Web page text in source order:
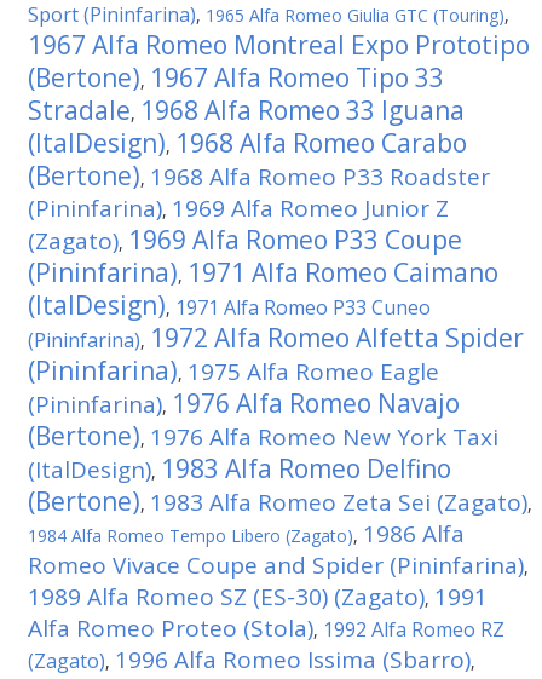
Sport (Pininfarina), 1965 Alfa Romeo Giulia GTC (Touring),
1967 Alfa Romeo Montreal Expo Prototipo
(Bertone), 1967 Alfa Romeo Tipo 33
Stradale, 1968 Alfa Romeo 33 Iguana
(ItalDesign), 1968 Alfa Romeo Carabo
(Bertone), 1968 Alfa Romeo P33 Roadster
(Pininfarina), 1969 Alfa Romeo Junior Z
(Zagato), 1969 Alfa Romeo P33 Coupe
(Pininfarina), 1971 Alfa Romeo Caimano
(ItalDesign), 1971 Alfa Romeo P33 Cuneo
(Pininfarina), 1972 Alfa Romeo Alfetta Spider
(Pininfarina), 1975 Alfa Romeo Eagle
(Pininfarina), 1976 Alfa Romeo Navajo
(Bertone), 1976 Alfa Romeo New York Taxi
(ItalDesign), 1983 Alfa Romeo Delfino
(Bertone), 1983 Alfa Romeo Zeta Sei (Zagato),
1984 Alfa Romeo Tempo Libero (Zagato), 1986 Alfa
Romeo Vivace Coupe and Spider (Pininfarina),
1989 Alfa Romeo SZ (ES-30) (Zagato), 1991
Alfa Romeo Proteo (Stola), 1992 Alfa Romeo RZ
(Zagato), 1996 Alfa Romeo Issima (Sbarro),